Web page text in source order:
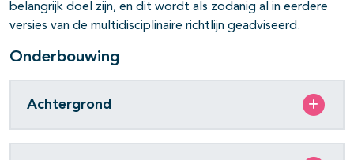
belangrijk doel zijn, en dit wordt als zodanig al in eerdere
versies van de multidisciplinaire richtlijn geadviseerd.
Onderbouwing
Achtergrond